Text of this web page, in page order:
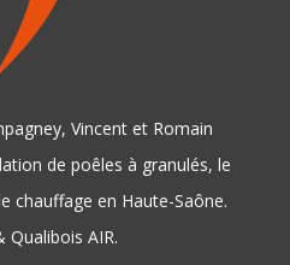
Vincent et Romain
de poêles à granulés, le
chauffage en Haute-Saône.
Qualibois AIR.